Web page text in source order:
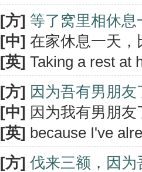
[方] 等了窝里相休
[中] 在家休息一天，
[英] Taking a rest at
[方] 因为吾有男朋友
[中] 因为我有男朋友
[英] because I've
[方] 伐来三额，因